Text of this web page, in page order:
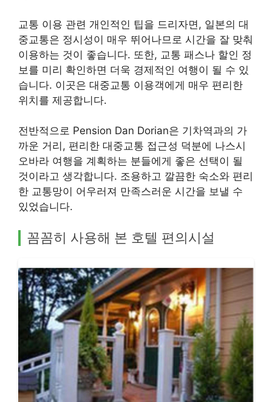
교통 이용 관련 개인적인 팁을 드리자면, 일본의 대
중교통은 정시성이 매우 뛰어나므로 시간을 잘 맞춰
이용하는 것이 좋습니다. 또한, 교통 패스나 할인 정
보를 미리 확인하면 더욱 경제적인 여행이 될 수 있
습니다. 이곳은 대중교통 이용객에게 매우 편리한
위치를 제공합니다.
전반적으로 Pension Dan Dorian은 기차역과의 가
까운 거리, 편리한 대중교통 접근성 덕분에 나스시
오바라 여행을 계획하는 분들에게 좋은 선택이 될
것이라고 생각합니다. 조용하고 깔끔한 숙소와 편리
한 교통망이 어우러져 만족스러운 시간을 보낼 수
있었습니다.
꼼꼼히 사용해 본 호텔 편의시설